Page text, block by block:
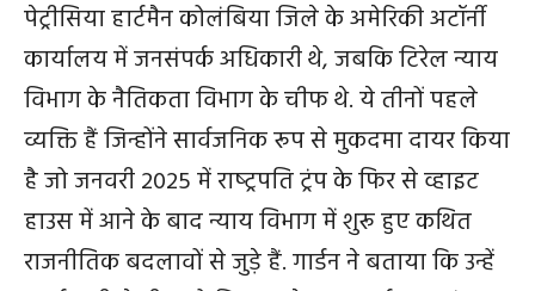
पेट्रीसिया हार्टमैन कोलंबिया जिले के अमेरिकी अटॉर्नी
कार्यालय में जनसंपर्क अधिकारी थे, जबकि टिरेल न्याय
विभाग के नैतिकता विभाग के चीफ थे. ये तीनों पहले
व्यक्ति हैं जिन्होंने सार्वजनिक रूप से मुकदमा दायर किया
है जो जनवरी 2025 में राष्‍ट्रपति ट्रंप के फिर से व्हाइट
हाउस में आने के बाद न्याय विभाग में शुरू हुए कथित
राजनीतिक बदलावों से जुड़े हैं. गार्डन ने बताया कि उन्हें